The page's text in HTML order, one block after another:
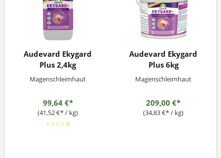
Audevard Ekygard
Plus 2,4kg
Magenschleimhaut
99,64 €*
(41,52 €* / kg)
Audevard Ekygard
Plus 6kg
Magenschleimhaut
209,00 €*
(34,83 €* / kg)